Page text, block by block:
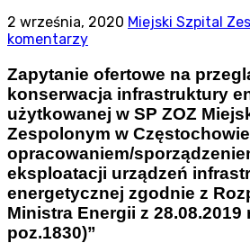
2 września, 2020 Miejski Szpital
komentarzy
Zapytanie ofertowe na
konserwacja infrastruktury
użytkowanej w SP ZOZ
Zespolonym w
opracowaniem/
eksploatacji urządzeń
energetycznej zgodnie z
Ministra Energii z 28.08.2019
poz.1830)”